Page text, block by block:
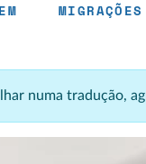
MIGRAÇÕES
numa tradução,